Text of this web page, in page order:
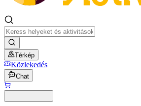
Térkép
Közlekedés
Chat